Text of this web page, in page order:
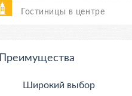
Гостиницы в центре
Преимущества
Широкий выбор